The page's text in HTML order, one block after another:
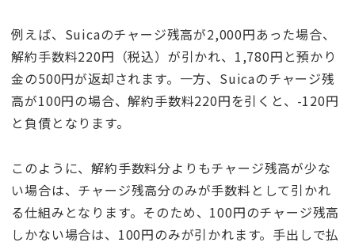
例えば、Suicaのチャージ残高が2,000円あった場合、
解約手数料220円（税込）が引かれ、1,780円と預かり
金の500円が返却されます。一方、Suicaのチャージ残
高が100円の場合、解約手数料220円を引くと、-120円
と負債となります。
このように、解約手数料分よりもチャージ残高が少な
い場合は、チャージ残高分のみが手数料として引かれ
る仕組みとなります。そのため、100円のチャージ残高
しかない場合は、100円のみが引かれます。手出しで払